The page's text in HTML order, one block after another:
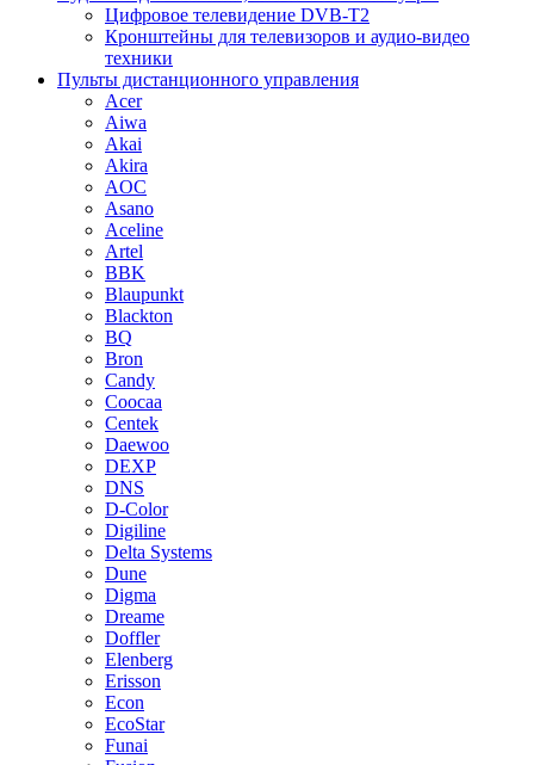
Цифровое телевидение DVB-T2
Кронштейны для телевизоров и аудио-видео
техники
Пульты дистанционного управления
Acer
Aiwa
Akai
Akira
AOC
Asano
Aceline
Artel
BBK
Blaupunkt
Blackton
BQ
Bron
Candy
Coocaa
Centek
Daewoo
DEXP
DNS
D-Color
Digiline
Delta Systems
Dune
Digma
Dreame
Doffler
Elenberg
Erisson
Econ
EcoStar
Funai